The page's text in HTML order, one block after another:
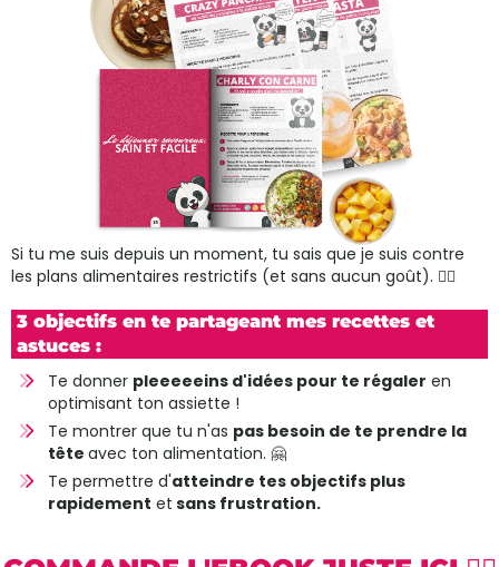
Si tu me suis depuis un moment, tu sais que je suis contre
les plans alimentaires restrictifs (et sans aucun goût). 🙅‍♂️
3 objectifs en te partageant mes recettes et
astuces :
Te donner pleeeeeins d'idées pour te régaler en
optimisant ton assiette !
Te montrer que tu n'as pas besoin de te prendre la
tête avec ton alimentation. 🤗
Te permettre d'atteindre tes objectifs plus
rapidement et sans frustration.